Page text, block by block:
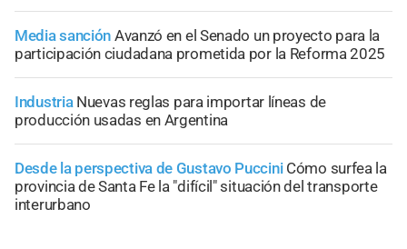
Media sanción Avanzó en el Senado un proyecto para la
participación ciudadana prometida por la Reforma 2025
Industria Nuevas reglas para importar líneas de
producción usadas en Argentina
Desde la perspectiva de Gustavo Puccini Cómo surfea la
provincia de Santa Fe la "difícil" situación del transporte
interurbano